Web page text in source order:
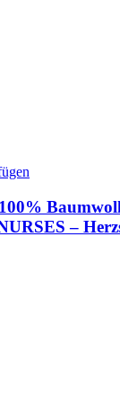
–